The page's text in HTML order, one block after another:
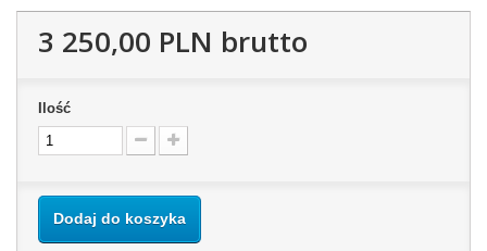
3 250,00 PLN brutto
Ilość
Dodaj do koszyka